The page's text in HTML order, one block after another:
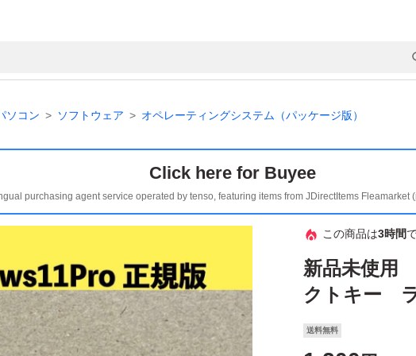
ソコン ソフトウェア オペレーティングシステム（パッケージ版）
Click here for Buyee
purchasing agent service operated by tenso, featuring items from JDirectItems Fleamarket
この商品は3時間
新品未使用
クトキー
送料無料